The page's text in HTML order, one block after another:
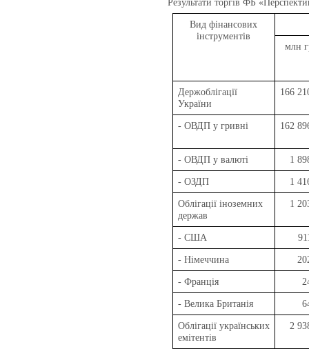
Результати торгів ФБ
Вид фінансових
інструментів
млн
Держоблігації
України
166
- ОВДП у гривні 162
- ОВДП у валюті 1
- ОЗДП 1
Облігації іноземних
держав
1
- США
- Німеччина
- Франція
- Велика Британія
Облігації українських
емітентів
2